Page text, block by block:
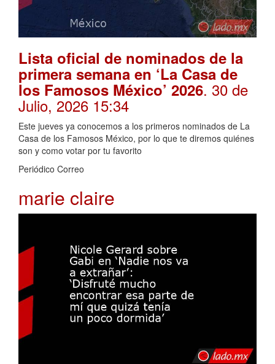
Lista oficial de nominados de la
primera semana en ‘La Casa de
los Famosos México’ 2026. 30 de
Julio, 2026 15:34
Este jueves ya conocemos a los primeros nominados de La
Casa de los Famosos México, por lo que te diremos quiénes
son y como votar por tu favorito
Periódico Correo
marie claire